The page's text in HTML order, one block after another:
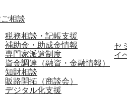
相談
税務相談・記帳支援
補助金・助成金情報
専門家派遣制度
資金調達（融資・金融情報）
知財相談
販路開拓（商談会）
デジタル化支援
セ
イ